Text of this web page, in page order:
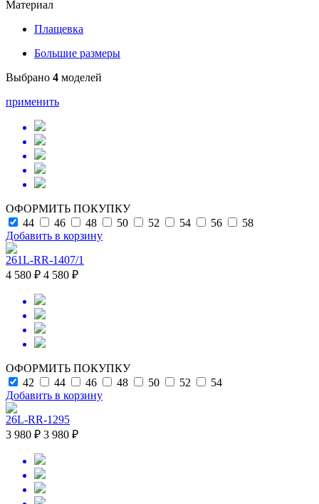
Материал
Плащевка
Большие размеры
Выбрано 4 моделей
применить
ОФОРМИТЬ ПОКУПКУ
44
46 48 50 52 54 56
58
Добавить в корзину
261L-RR-1407/1
4 580 ₽ 4 580 ₽
ОФОРМИТЬ ПОКУПКУ
42
44 46 48 50 52
54
Добавить в корзину
26L-RR-1295
3 980 ₽ 3 980 ₽